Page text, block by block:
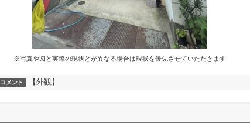
※写真や図と実際の現状とが異なる場合は現状を優先させていただきます
コメント 【外観】